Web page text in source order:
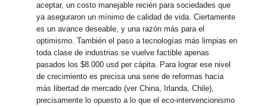
aceptar, un costo manejable recién para sociedades que
ya aseguraron un mínimo de calidad de vida. Ciertamente
es un avance deseable, y una razón más para el
optimismo. También el paso a tecnologías más limpias en
toda clase de industrias se vuelve factible apenas
pasados los $8.000 usd per cápita. Para lograr ese nivel
de crecimiento es precisa una serie de reformas hacia
más libertad de mercado (ver China, Irlanda, Chile),
precisamente lo opuesto a lo que el eco-intervencionismo